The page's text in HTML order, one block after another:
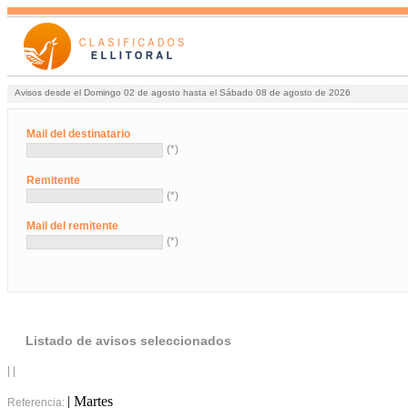
Avisos desde el Domingo 02 de agosto hasta el Sábado 08 de agosto de 2026
Mail del destinatario
(*)
Remitente
(*)
Mail del remitente
(*)
Listado de avisos seleccionados
Referencia: | Martes